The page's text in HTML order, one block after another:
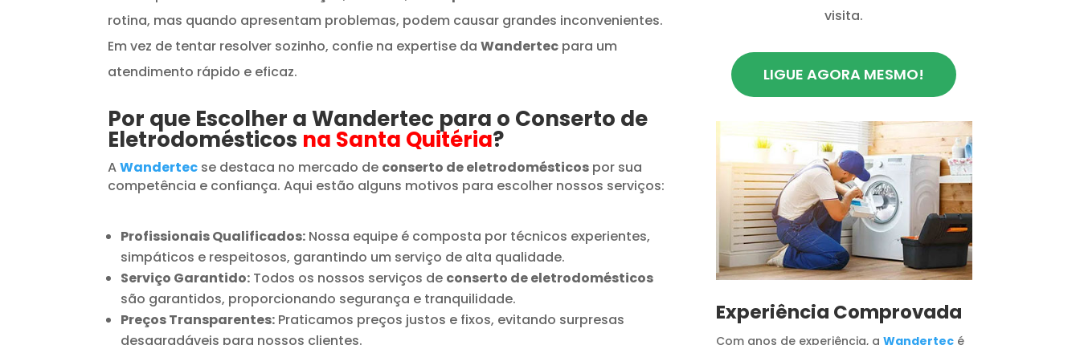
rotina, mas quando apresentam problemas, podem causar grandes inconvenientes.
Em vez de tentar resolver sozinho, confie na expertise daWandertec para um
atendimento rápido e eficaz.
Por que Escolher a Wandertec para o Conserto de
Eletrodomésticos na Santa Quitéria?
AWandertec se destaca no mercado de conserto de eletrodomésticos por sua
competência e confiança. Aqui estão alguns motivos para escolher nossos serviços:
Profissionais Qualificados: Nossa equipe é composta por técnicos experientes,
simpáticos e respeitosos, garantindo um serviço de alta qualidade.
Serviço Garantido: Todos os nossos serviços de conserto de eletrodomésticos
são garantidos, proporcionando segurança e tranquilidade.
Preços Transparentes: Praticamos preços justos e fixos, evitando surpresas
desagradáveis para nossos clientes.
visita.
LIGUE AGORA MESMO!
​Experiência Comprovada
Com anos de experiência, a Wandertecé